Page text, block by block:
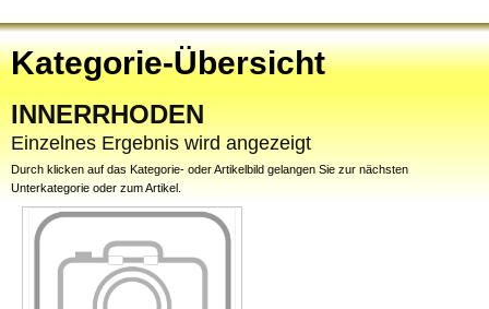
Kategorie-Übersicht
INNERRHODEN
Einzelnes Ergebnis wird angezeigt
Durch klicken auf das Kategorie- oder Artikelbild gelangen Sie zur nächsten
Unterkategorie oder zum Artikel.